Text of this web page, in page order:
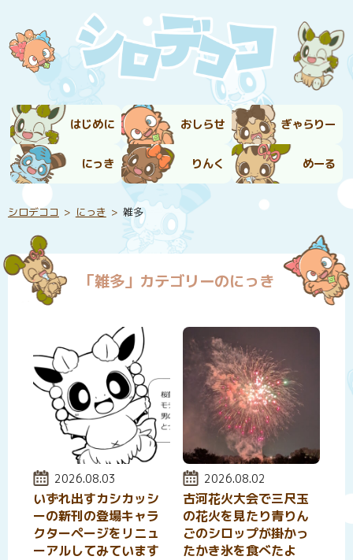
はじめに おしらせ ぎゃらりー
にっき りんく めーる
シロデココ にっき 雑多
「雑多」カテゴリーのにっき
投稿日:
2026.08.03
いずれ出すカシカッシ
ーの新刊の登場キャラ
クターページをリニュ
ーアルしてみています
投稿日:
2026.08.02
古河花火大会で三尺玉
の花火を見たり青りん
ごのシロップが掛かっ
たかき氷を食べたよ